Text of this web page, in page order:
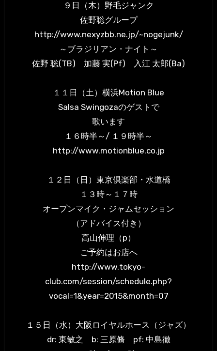
９日（木）野毛ジャンク
佐野聡グループ
http://www.nexyzbb.ne.jp/~nogejunk/
～ブラジリアン・ナイト～
佐野 聡(TB) 加藤 実(Pf) 入江 太郎(Ba)
１１日（土）横浜Motion Blue
Salsa Swingozaのゲストで
歌います
１６時半～/ １９時半～
http://www.motionblue.co.jp
１２日（日）東京倶楽部・水道橋
１３時～１７時
オープンマイク・ジャムセッション
（アドバイス付き）
高山伸理（p）
ご予約はお店へ
http://www.tokyo-
club.com/session/schedule.php?
vocal=1&year=2015&month=07
１５日（水）大阪ロイヤルホース（ジャズ）
dr: 東敏之 b: 三原脩 pf: 中島徹